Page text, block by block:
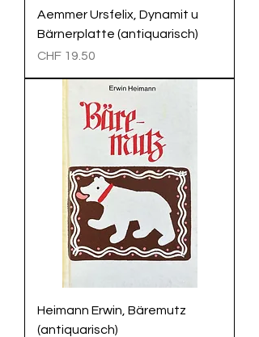
Aemmer Ursfelix, Dynamit u
Bärnerplatte (antiquarisch)
Preis
CHF 19.50
Heimann Erwin, Bäremutz
(antiquarisch)